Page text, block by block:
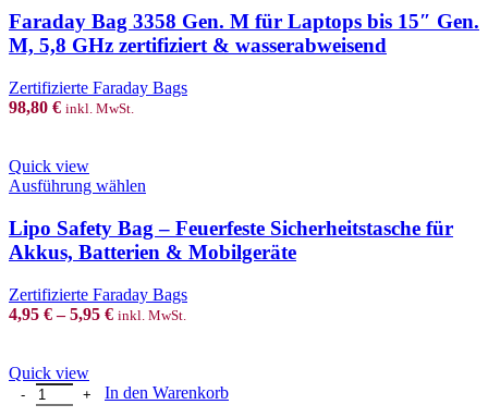
page
Faraday Bag 3358 Gen. M für Laptops bis 15″ Gen.
M, 5,8 GHz zertifiziert & wasserabweisend
Zertifizierte Faraday Bags
98,80 € inkl. MwSt.
Quick view
Ausführung wählen
has
multiple
variants.
options
may
the
Lipo Safety Bag – Feuerfeste Sicherheitstasche für
Akkus, Batterien & Mobilgeräte
Zertifizierte Faraday Bags
4,95 €–5,95 € inkl. MwSt.
Quick view
Faraday Bag Set № 3 – 4. Gen. Menge
In den Warenkorb